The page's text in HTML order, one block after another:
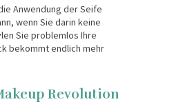
Anwendung der Seife
wenn Sie darin keine
Sie problemlos Ihre
bekommt endlich mehr
Revolution